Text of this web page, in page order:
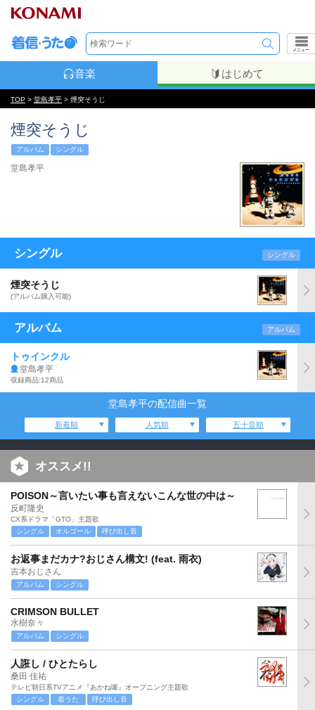
メニュー
音楽 はじめて
TOP > 堂島孝平 > 煙突そうじ
煙突そうじ
アルバム シングル
堂島孝平
シングル シングル
煙突そうじ
(アルバム購入可能)
アルバム アルバム
トゥインクル
堂島孝平
収録商品:12商品
堂島孝平の配信曲一覧
新着順 人気順 五十音順
オススメ!!
POISON～言いたい事も言えないこんな世の中は～
反町隆史
CX系ドラマ「GTO」主題歌
シングル
オルゴール 呼び出し音
お返事まだカナ?おじさん構文! (feat. 雨衣)
吉本おじさん
アルバム シングル
CRIMSON BULLET
水樹奈々
アルバム シングル
人誑し / ひとたらし
桑田 佳祐
テレビ朝日系TVアニメ『あかね噺』オープニング主題歌
シングル
着うた 呼び出し音